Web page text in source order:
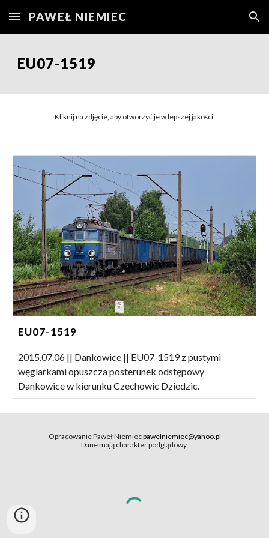
Skip to main content Skip to navigation
PAWEŁ NIEMIEC
EU07-1519
Kliknij na zdjęcie, aby otworzyć je w lepszej jakości.
EU07-1519
2015.07.06 || Dankowice || EU07-1519 z pustymi
węglarkami opuszcza posterunek odstępowy
Dankowice w kierunku Czechowic Dziedzic.
Opracowanie Paweł Niemiecpawelniemiec@yahoo.pl
Dane mają charakter podglądowy.